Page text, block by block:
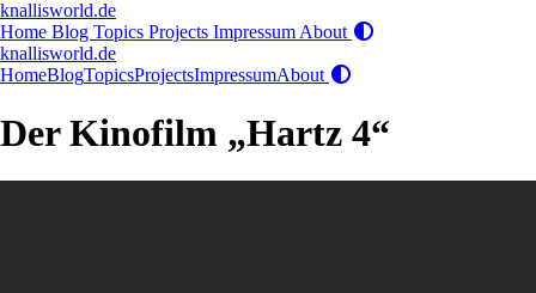
knallisworld.de
Home Blog Topics Projects Impressum About
knallisworld.de
HomeBlogTopicsProjectsImpressumAbout
Der Kinofilm „Hartz 4“